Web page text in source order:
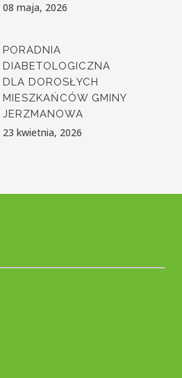
08 maja, 2026
PORADNIA
DIABETOLOGICZNA
DLA DOROSŁYCH
MIESZKAŃCÓW GMINY
JERZMANOWA
23 kwietnia, 2026